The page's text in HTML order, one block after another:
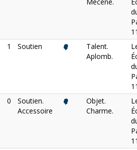
1 Soutien
Talent.
Aplomb.
0
Soutien.
Accessoire
Objet.
Charme.